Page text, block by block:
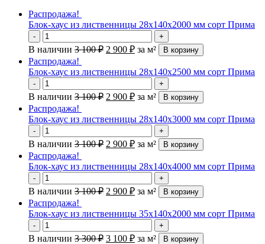
Распродажа!
Блок-хаус из лиственницы 28х140х2000 мм сорт Прима
- +
В наличии 3 100₽ 2 900 ₽ за м² В корзину
Распродажа!
Блок-хаус из лиственницы 28х140х2500 мм сорт Прима
- +
В наличии 3 100₽ 2 900 ₽ за м² В корзину
Распродажа!
Блок-хаус из лиственницы 28х140х3000 мм сорт Прима
- +
В наличии 3 100₽ 2 900 ₽ за м² В корзину
Распродажа!
Блок-хаус из лиственницы 28х140х4000 мм сорт Прима
- +
В наличии 3 100₽ 2 900 ₽ за м² В корзину
Распродажа!
Блок-хаус из лиственницы 35х140х2000 мм сорт Прима
- +
В наличии 3 300₽ 3 100 ₽ за м² В корзину